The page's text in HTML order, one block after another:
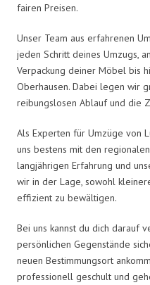
fairen Preisen.
Unser Team aus erfahrenen
jeden Schritt deines Umzugs,
Verpackung deiner Möbel bis
Oberhausen. Dabei legen wir
reibungslosen Ablauf und die
Als Experten für Umzüge von
uns bestens mit den
langjährigen Erfahrung und
wir in der Lage, sowohl
effizient zu bewältigen.
Bei uns kannst du dich darauf
persönlichen Gegenstände
neuen Bestimmungsort
professionell geschult und